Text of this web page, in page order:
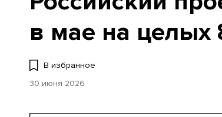
в мае на целых
В избранное
30 июня 2026